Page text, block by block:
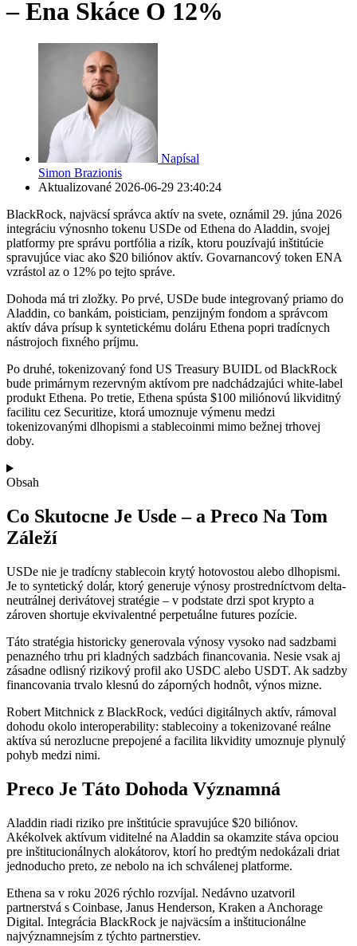
– Ena Skáce O 12%
Napísal
Simon Brazionis
Aktualizované 2026-06-29 23:40:24
BlackRock, najväcsí správca aktív na svete, oznámil 29. júna 2026
integráciu výnosnho tokenu USDe od Ethena do Aladdin, svojej
platformy pre správu portfólia a rizík, ktoru pouzívajú inštitúcie
spravujúce viac ako $20 biliónov aktív. Govarnancový token ENA
vzrástol az o 12% po tejto správe.
Dohoda má tri zložky. Po prvé, USDe bude integrovaný priamo do
Aladdin, co bankám, poisticiam, penzijným fondom a správcom
aktív dáva prísup k syntetickému doláru Ethena popri tradícnych
nástrojoch fixného príjmu.
Po druhé, tokenizovaný fond US Treasury BUIDL od BlackRock
bude primárnym rezervným aktívom pre nadchádzajúci white-label
produkt Ethena. Po tretie, Ethena spústa $100 miliónovú likviditný
facilitu cez Securitize, ktorá umoznuje výmenu medzi
tokenizovanými dlhopismi a stablecoinmi mimo bežnej trhovej
doby.
Obsah
Co Skutocne Je Usde – a Preco Na Tom
Záleží
USDe nie je tradícny stablecoin krytý hotovostou alebo dlhopismi.
Je to syntetický dolár, ktorý generuje výnosy prostredníctvom delta-
neutrálnej derivátovej stratégie – v podstate drzi spot krypto a
zároven shortuje ekvivalentné perpetuálne futures pozície.
Táto stratégia historicky generovala výnosy vysoko nad sadzbami
penazného trhu pri kladných sadzbách financovania. Nesie vsak aj
zásadne odlisný rizikový profil ako USDC alebo USDT. Ak sadzby
financovania trvalo klesnú do záporných hodnôt, výnos mizne.
Robert Mitchnick z BlackRock, vedúci digitálnych aktív, rámoval
dohodu okolo interoperability: stablecoiny a tokenizované reálne
aktíva sú nerozlucne prepojené a facilita likvidity umoznuje plynulý
pohyb medzi nimi.
Preco Je Táto Dohoda Významná
Aladdin riadi riziko pre inštitúcie spravujúce $20 biliónov.
Akékolvek aktívum viditelné na Aladdin sa okamzite stáva opciou
pre inštitucionálnych alokátorov, ktorí ho predtým nedokázali driat
jednoducho preto, ze nebolo na ich schválenej platforme.
Ethena sa v roku 2026 rýchlo rozvíjal. Nedávno uzatvoril
partnerstvá s Coinbase, Janus Henderson, Kraken a Anchorage
Digital. Integrácia BlackRock je najväcsím a inštitucionálne
najvýznamnejsím z týchto partnerstiev.